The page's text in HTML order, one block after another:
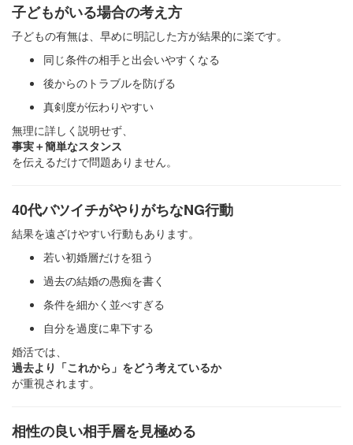
子どもがいる場合の考え方
子どもの有無は、早めに明記した方が結果的に楽です。
同じ条件の相手と出会いやすくなる
後からのトラブルを防げる
真剣度が伝わりやすい
無理に詳しく説明せず、
事実＋簡単なスタンス
を伝えるだけで問題ありません。
40代バツイチがやりがちなNG行動
結果を遠ざけやすい行動もあります。
若い初婚層だけを狙う
過去の結婚の愚痴を書く
条件を細かく並べすぎる
自分を過度に卑下する
婚活では、
過去より「これから」をどう考えているか
が重視されます。
相性の良い相手層を見極める